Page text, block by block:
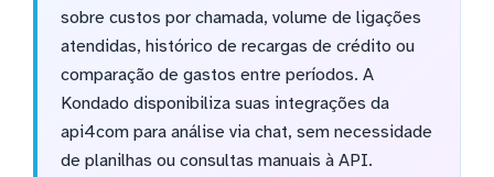
sobre custos por chamada, volume de ligações
atendidas, histórico de recargas de crédito ou
comparação de gastos entre períodos. A
Kondado disponibiliza suas integrações da
api4com para análise via chat, sem necessidade
de planilhas ou consultas manuais à API.